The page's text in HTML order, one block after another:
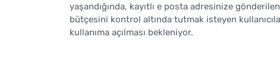
yaşandığında, kayıtlı e posta adresinize
bütçesini kontrol altında tutmak isteyen
kullanıma açılması bekleniyor.